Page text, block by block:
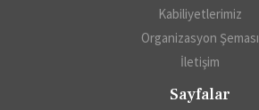
Kabiliyetlerimiz
Organizasyon Şeması
İletişim
Sayfalar